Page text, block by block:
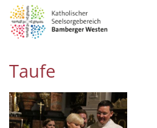
Zum Inhalt springen
Taufe